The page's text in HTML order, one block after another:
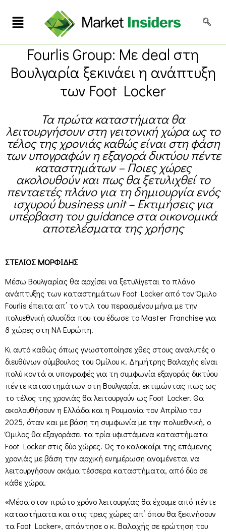
Fourlis Group: Με deal στη
Βουλγαρία ξεκινάει η ανάπτυξη
των Foot Locker
Τα πρώτα καταστήματα θα
λειτουργήσουν στη γειτονική χώρα ως το
τέλος της χρονιάς καθώς είναι στη φάση
των υπογραφών η εξαγορά δικτύου πέντε
καταστημάτων – Ποιες χώρες
ακολουθούν και πως θα ξετυλιχθεί το
πενταετές πλάνο για τη δημιουργία ενός
ισχυρού business unit – Εκτιμήσεις για
υπέρβαση του guidance στα οικονομικά
αποτελέσματα της χρήσης
ΣΤΕΛΙΟΣ ΜΟΡΦΙΔΗΣ
Μέσω Βουλγαρίας θα αρχίσει να ξετυλίγεται το πλάνο
ανάπτυξης των καταστημάτων Foot Locker από τον Όμιλο
Fourlis έπειτα απ’ το ντιλ του περασμένου μήνα με την
πολυεθνική αλυσίδα που του έδωσε το Master Franchise για
8 χώρες στη ΝΑ Ευρώπη.
Κι αυτό καθώς όπως γνωστοποίησε χθες στους αναλυτές ο
διευθύνων σύμβουλος του Ομίλου κ. Δημήτρης Βαλαχής είναι
πολύ κοντά οι υπογραφές για τη συμφωνία εξαγοράς δικτύου
πέντε καταστημάτων στη Βουλγαρία, εκτιμώντας πως ως
το τέλος της χρονιάς θα λειτουργούν ως Foot Locker. Θα
ακολουθήσουν η Ελλάδα και η Ρουμανία τον Απρίλιο του
2025, όταν και με βάση τη συμφωνία με την πολυεθνική, ο
Όμιλος θα εξαγοράσει τα τρία υφιστάμενα καταστήματα
Foot Locker στις δύο χώρες. Ως το καλοκαίρι της επόμενης
χρονιάς με βάση την αρχική ενημέρωση αναμένεται να
λειτουργήσουν ακόμα τέσσερα καταστήματα, από δύο σε
κάθε χώρα.
«Μέσα στον πρώτο χρόνο λειτουργίας θα έχουμε από πέντε
καταστήματα και στις τρεις χώρες απ’ όπου θα ξεκινήσουν
τα Foot Locker», απάντησε ο κ. Βαλαχής σε ερώτηση του